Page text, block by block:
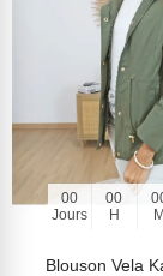
00
Jours
00
H
M
Blouson Vela